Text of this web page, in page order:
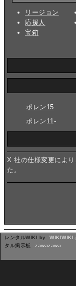
リージョン
応援人
宝箱
ポレン15
ポレン11-
X 社の仕様変更によ
た。
レンタルWIKI by
タル掲示板
zawazawa